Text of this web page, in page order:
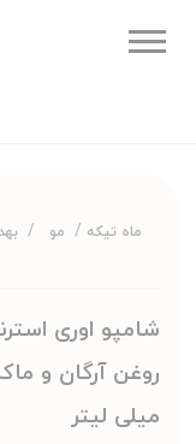
ماه تیکه مو
شامپو اوری
میلی لیتر